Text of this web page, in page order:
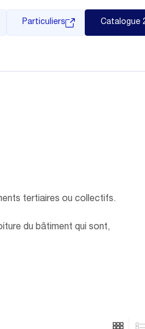
Particuliers Catalogue
tertiaires ou collectifs.
du bâtiment qui sont,